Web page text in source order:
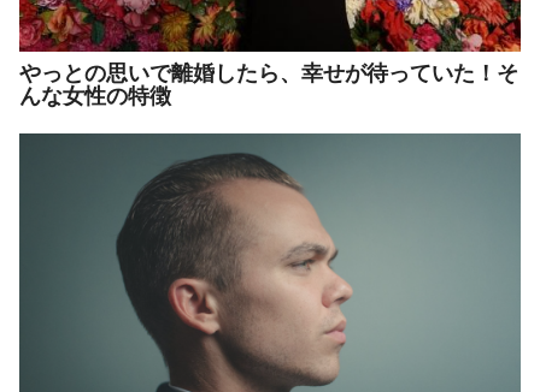
やっとの思いで離婚したら、幸せが待っていた！そ
んな女性の特徴